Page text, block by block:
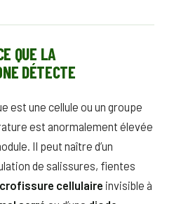
QUE LA
DÉTECTE
est une cellule ou un groupe
est anormalement élevée
Il peut naître d’un
de salissures, fientes
cellulaire invisible à